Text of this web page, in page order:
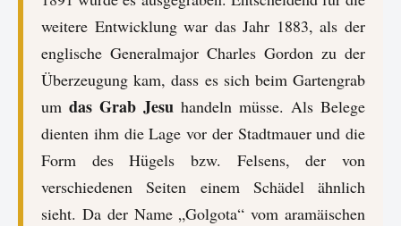
weitere Entwicklung war das Jahr 1883, als der
englische Generalmajor Charles Gordon zu der
Überzeugung kam, dass es sich beim Gartengrab
um das Grab Jesu handeln müsse. Als Belege
dienten ihm die Lage vor der Stadtmauer und die
Form des Hügels bzw. Felsens, der von
verschiedenen Seiten einem Schädel ähnlich
sieht. Da der Name „Golgota“ vom aramäischen